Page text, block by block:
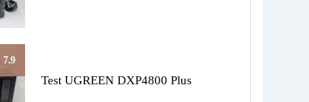
7.9
Test UGREEN DXP4800 Plus